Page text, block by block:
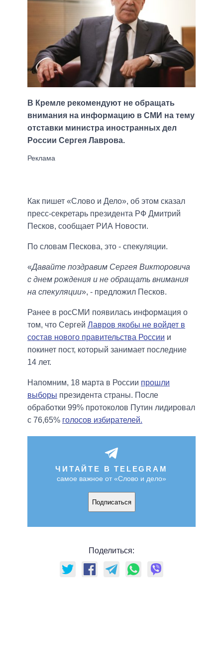
В Кремле рекомендуют не обращать
внимания на информацию в СМИ на тему
отставки министра иностранных дел
России Сергея Лаврова.
Как пишет «Слово и Дело», об этом сказал
пресс-секретарь президента РФ Дмитрий
Песков, сообщает РИА Новости.
По словам Пескова, это - спекуляции.
«Давайте поздравим Сергея Викторовича
с днем ​​рождения и не обращать внимания
на спекуляции», - предложил Песков.
Ранее в росСМИ появилась информация о
том, что Сергей Лавров якобы не войдет в
состав нового правительства России и
покинет пост, который занимает последние
14 лет.
Напомним, 18 марта в России прошли
выборы президента страны. После
обработки 99% протоколов Путин лидировал
с 76,65% голосов избирателей.
ЧИТАЙТЕ В TELEGRAM
самое важное от «Слово и дело»
Подписаться
Поделиться: